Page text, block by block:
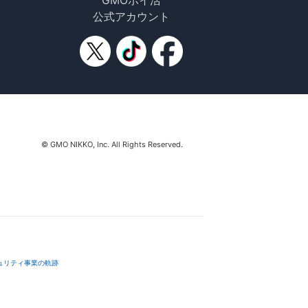
公式アカウント
© GMO NIKKO, Inc. All Rights Reserved.
リティ事業の軌跡